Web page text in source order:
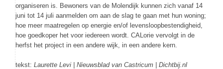
organiseren is. Bewoners van de Molendijk kunnen zich vanaf 14
juni tot 14 juli aanmelden om aan de slag te gaan met hun woning;
hoe meer maatregelen op energie en/of levensloopbestendigheid,
hoe goedkoper het voor iedereen wordt. CALorie vervolgt in de
herfst het project in een andere wijk, in een andere kern.
tekst: Laurette Levi | Nieuwsblad van Castricum | Dichtbij.nl